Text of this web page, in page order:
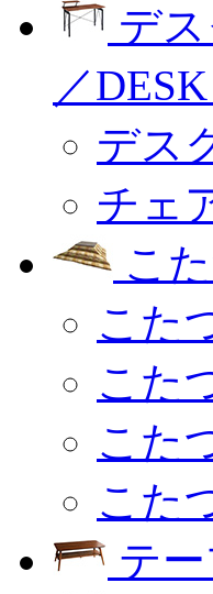
デ
／
デス
チェ
こ
こた
こた
こた
こた
テ